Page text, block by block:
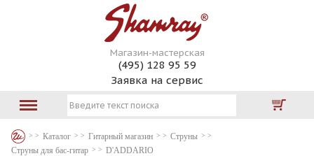
Магазин-мастерская
(495) 128 95 59
Заявка на сервис
Каталог Гитарный магазин
Струны
Струны для бас-гитар
D'ADDARIO